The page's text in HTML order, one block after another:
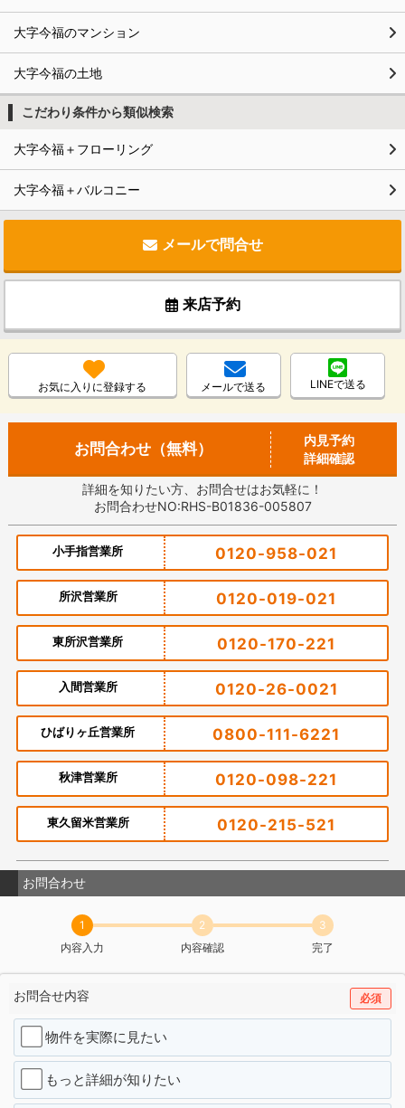
大字今福のマンション
大字今福の土地
こだわり条件から類似検索
大字今福＋フローリング
大字今福＋バルコニー
メールで問合せ
来店予約
お気に入りに登録する メールで送る LINEで送る
お問合わせ（無料）
内見予約
詳細確認
詳細を知りたい方、お問合せはお気軽に！
お問合わせNO:RHS-B01836-005807
小手指営業所 0120-958-021
所沢営業所 0120-019-021
東所沢営業所 0120-170-221
入間営業所 0120-26-0021
ひばりヶ丘営業所 0800-111-6221
秋津営業所 0120-098-221
東久留米営業所 0120-215-521
お問合わせ
1
内容入力
2
内容確認
3
完了
お問合せ内容 必須
物件を実際に見たい
もっと詳細が知りたい